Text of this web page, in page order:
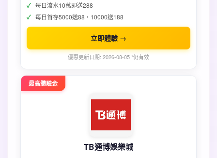
每日流水10萬即送288
每日首存5000送88，10000送188
立即體驗 →
優惠更新日期: 2026-08-05 *仍有效
最高體驗金
TB通博娛樂城